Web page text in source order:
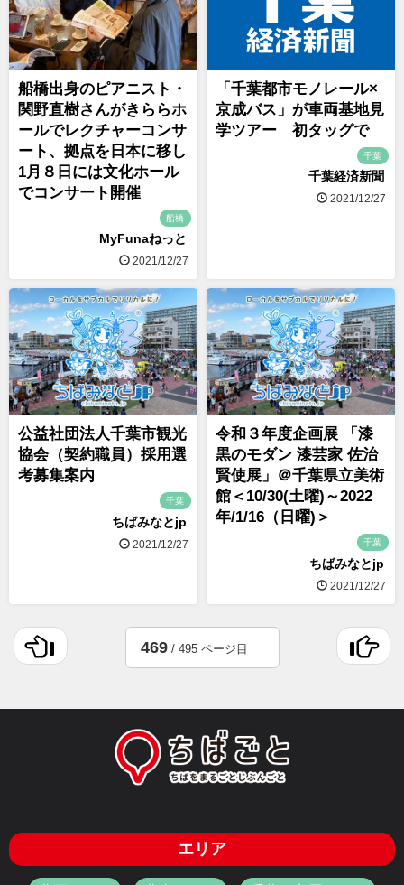
船橋出身のピアニスト・
関野直樹さんがきららホ
ールでレクチャーコンサ
ート、拠点を日本に移し
1月８日には文化ホール
でコンサート開催
船橋
MyFunaねっと
2021/12/27
「千葉都市モノレール×
京成バス」が車両基地見
学ツアー 初タッグで
千葉
千葉経済新聞
2021/12/27
公益社団法人千葉市観光
協会（契約職員）採用選
考募集案内
千葉
ちばみなとjp
2021/12/27
令和３年度企画展 「漆
黒のモダン 漆芸家 佐治
賢使展」＠千葉県立美術
館＜10/30(土曜)～2022
年/1/16（日曜)＞
千葉
ちばみなとjp
2021/12/27
469/ 495 ページ目
エリア